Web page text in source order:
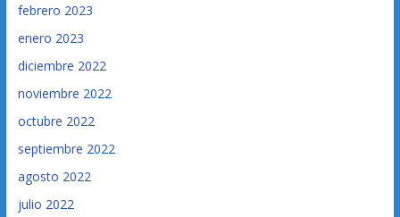
febrero 2023
enero 2023
diciembre 2022
noviembre 2022
octubre 2022
septiembre 2022
agosto 2022
julio 2022